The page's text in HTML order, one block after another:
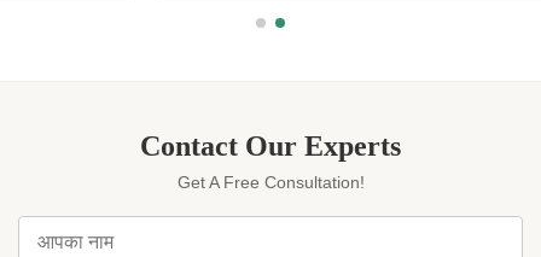
Contact Our Experts
Get A Free Consultation!